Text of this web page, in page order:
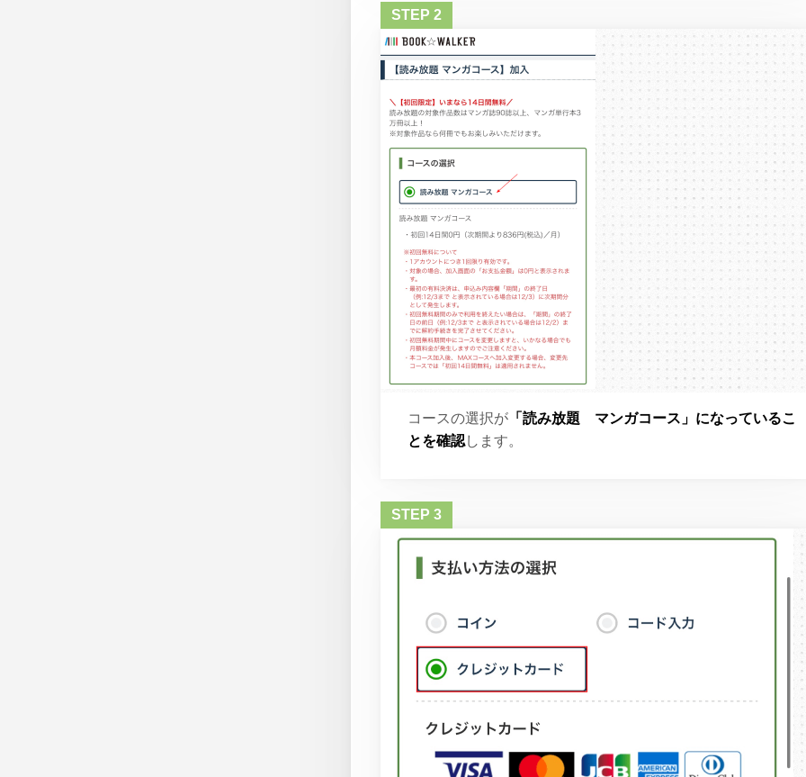
コースの選択が 「読み放題 マンガコース」になっているこ
とを確認します。